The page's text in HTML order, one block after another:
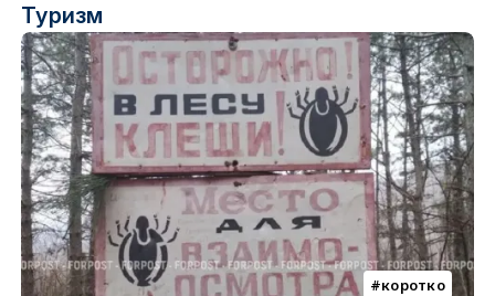
Туризм
коротко